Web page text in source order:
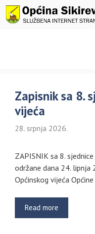
Preskoči
na
Zapisnik sa 8.
vijeća
28. srpnja 2026.
ZAPISNIK sa 8.
održane dana 24. lipnja
Općinskog vijeća
Read more